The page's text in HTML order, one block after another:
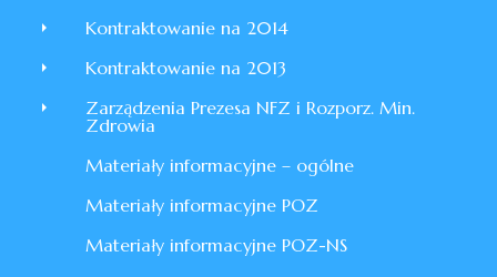
Kontraktowanie na 2014
Kontraktowanie na 2013
Zarządzenia Prezesa NFZ i Rozporz. Min.
Zdrowia
Materiały informacyjne – ogólne
Materiały informacyjne POZ
Materiały informacyjne POZ-NS